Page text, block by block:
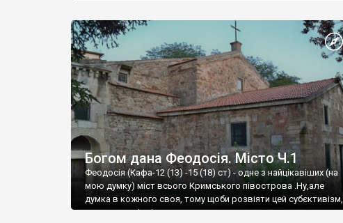
Богом дана Феодосія. Місто Ч.1
Феодосія (Кафа-12 (13) -15 (18) ст) - одне з найцікавіших (на
мою думку) міст всього Кримського півострова .Ну,але
думка в кожного своя, тому щоби розвіяти цей субєктивізм,
запрошую відвідати це